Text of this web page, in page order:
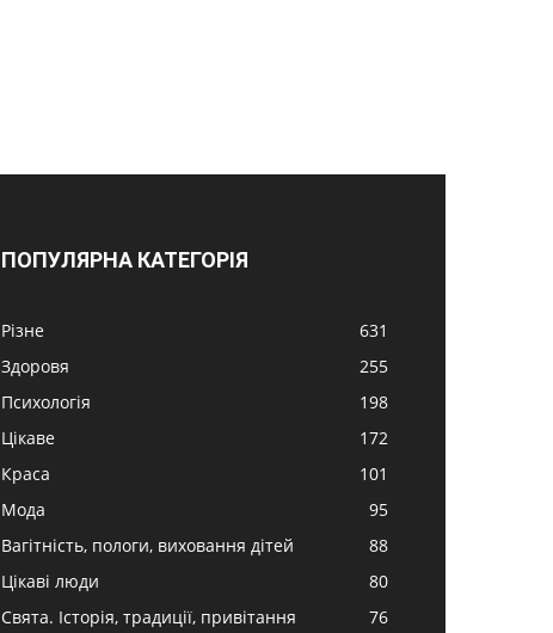
ПОПУЛЯРНА КАТЕГОРІЯ
Різне
631
Здоровя
255
Психологія
198
Цікаве
172
Краса
101
Мода
95
Вагітність, пологи, виховання дітей
88
Цікаві люди
80
Свята. Історія, традиції, привітання
76